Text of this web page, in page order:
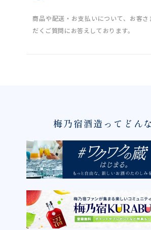
商品や配送・お支払いについて、お客さ
だくご質問にお答えしております。
梅乃宿酒造ってどん